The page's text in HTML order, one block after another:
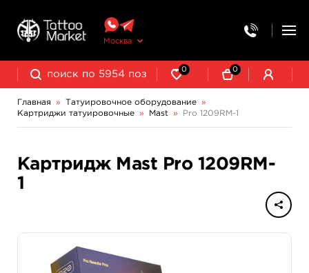
Москва
0 0
Главная » Татуировочное оборудование
»
Картриджи татуировочные
» Mast » Pro 1209RM-1
Картридж Mast Pro 1209RM-
1